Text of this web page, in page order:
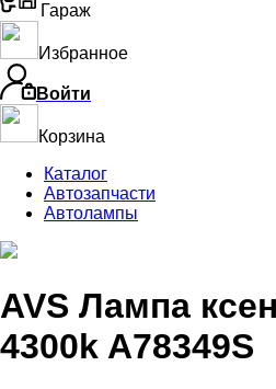
Гараж
Избранное
Войти
Корзина
Каталог
Автозапчасти
Автолампы
AVS Лампа
4300k A78349S